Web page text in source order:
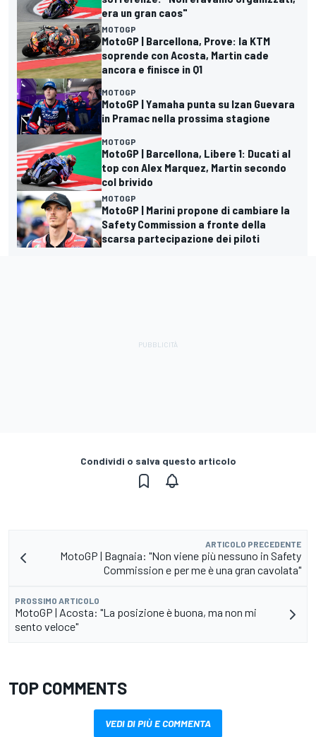
era un gran caos"
MOTOGP
MotoGP | Barcellona, Prove: la KTM
soprende con Acosta, Martin cade
ancora e finisce in Q1
MOTOGP
MotoGP | Yamaha punta su Izan Guevara
in Pramac nella prossima stagione
MOTOGP
MotoGP | Barcellona, Libere 1: Ducati al
top con Alex Marquez, Martin secondo
col brivido
MOTOGP
MotoGP | Marini propone di cambiare la
Safety Commission a fronte della
scarsa partecipazione dei piloti
Condividi o salva questo articolo
ARTICOLO PRECEDENTE
MotoGP | Bagnaia: "Non viene più nessuno in Safety
Commission e per me è una gran cavolata"
PROSSIMO ARTICOLO
MotoGP | Acosta: "La posizione è buona, ma non mi
sento veloce"
TOP COMMENTS
VEDI DI PIÙ E COMMENTA